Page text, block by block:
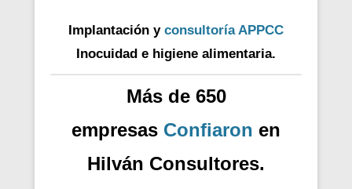
Implantación y consultoría APPCC
Inocuidad e higiene alimentaria.
Más de 650
empresas Confiaron en
Hilván Consultores.